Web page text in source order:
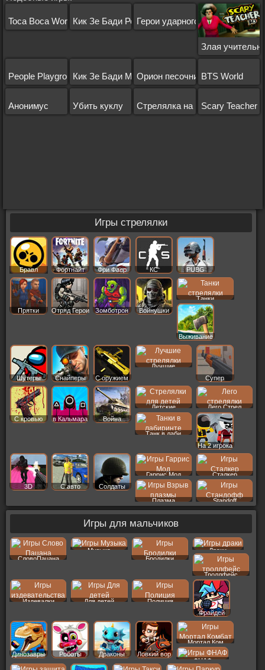
Toca Boca WorldКик Зе Бади РоблоксГерои ударного отряда 3
Злая
People PlaygroundКик Зе Бади МайнкрафтОрион песочницаBTS World
Анонимус Убить куклу Стрелялка на 1 игрокаScary Teacher
Игры стрелялки
Бравл
Старс
Фортнайт Фри Фаер КС PUBG
Прятки Отряд Герои Зомботрон Войнушки
Танки
Выживание
Шутеры Снайперы С оружием
Лучшие
Супер
С кровью в Кальмара Война
Детские Лего Стрел
Танк в лаби
На 2 игрока
3D С авто Солдаты
Гаррис Мод Сталкер
Плазма Standoff
Игры для мальчиков
СловоПацана
Музыка
Бродилки
Драки
Троллфейс
Издевалки Для детей
Полиция
Фрайдей
Динозавры Роботы Драконы Ловкий вор
Мортал Ком
ФНАФ